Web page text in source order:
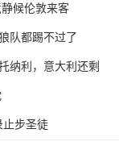
候伦敦来客
队都踢不过了
纳利，意大利还剩
止步圣徒